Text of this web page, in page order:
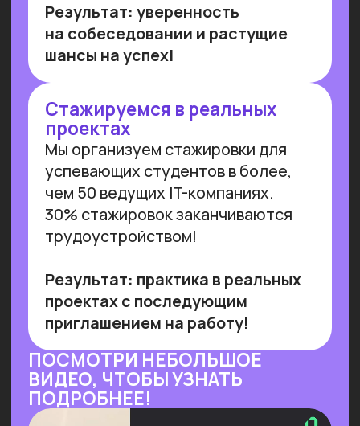
(максимальный уровень — 85%). GenAI
выступает не угрозой, а инструментом
трансформации рынка труда — при
условии его ответственного
и управляемого внедрения. Для
устойчивой реализации преимуществ
от технологии необходимы инвестиции
в переобучение кадров и создание
этической нормативной базы. Такие
выводы содержатся в исследовании
сотрудников Университета
Иннополиса, Высшей школы
менеджмента СПбГУ, МГУ
им. Ломоносова ионлайн-
университета Зерокодер.
ОБУЧАЕМ БИЗНЕС